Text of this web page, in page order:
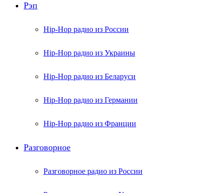
Рэп
Hip-Hop радио из России
Hip-Hop радио из Украины
Hip-Hop радио из Беларуси
Hip-Hop радио из Германии
Hip-Hop радио из Франции
Разговорное
Разговорное радио из России